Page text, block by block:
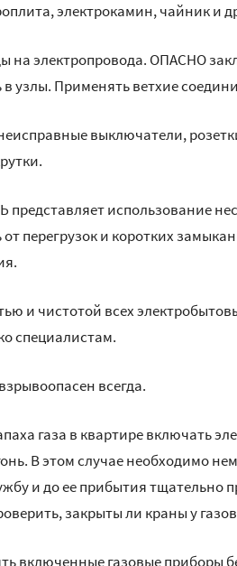
электрокамин, чайник и
на электропровода. ОПАСНО
в узлы. Применять ветхие
выключатели,
использование
от перегрузок и коротких
и чистотой всех
специалистам.
всегда.
газа в квартире включать
В этом случае необходимо
и до ее прибытия тщательно
закрыты ли краны у
включенные газовые приборы